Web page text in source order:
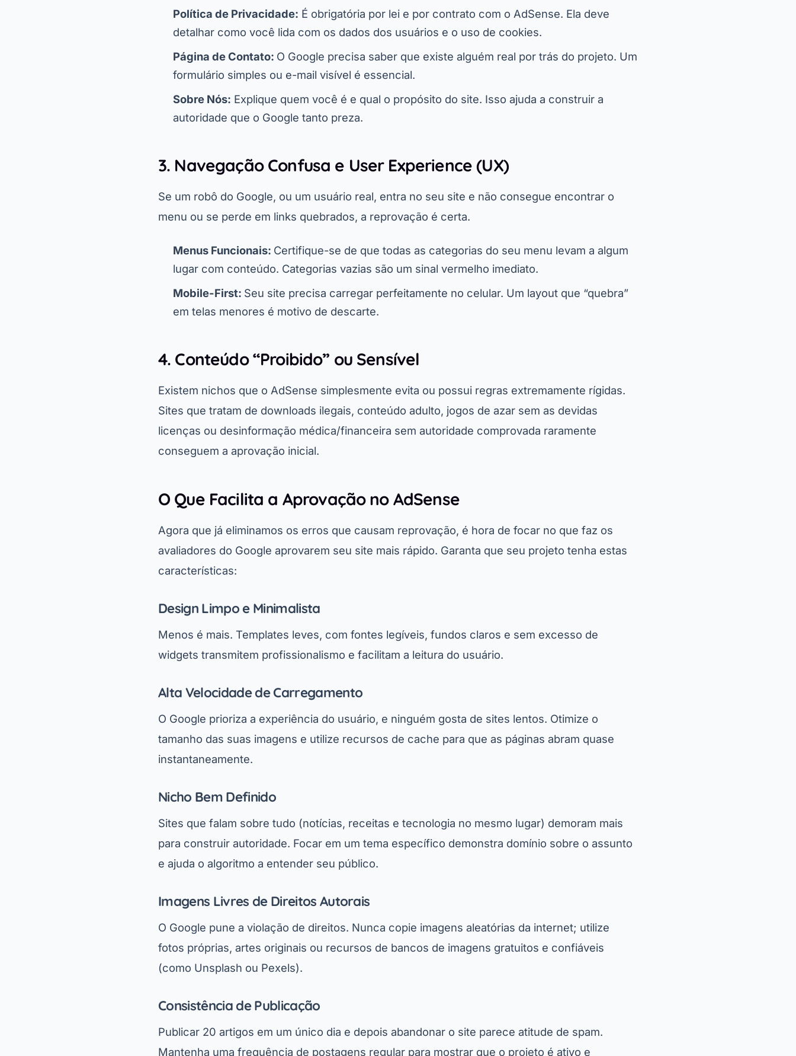
Política de Privacidade: É obrigatória por lei e por contrato com o AdSense. Ela deve
detalhar como você lida com os dados dos usuários e o uso de cookies.
Página de Contato: O Google precisa saber que existe alguém real por trás do projeto. Um
formulário simples ou e-mail visível é essencial.
Sobre Nós: Explique quem você é e qual o propósito do site. Isso ajuda a construir a
autoridade que o Google tanto preza.
3. Navegação Confusa e User Experience (UX)
Se um robô do Google, ou um usuário real, entra no seu site e não consegue encontrar o
menu ou se perde em links quebrados, a reprovação é certa.
Menus Funcionais: Certifique-se de que todas as categorias do seu menu levam a algum
lugar com conteúdo. Categorias vazias são um sinal vermelho imediato.
Mobile-First: Seu site precisa carregar perfeitamente no celular. Um layout que “quebra”
em telas menores é motivo de descarte.
4. Conteúdo “Proibido” ou Sensível
Existem nichos que o AdSense simplesmente evita ou possui regras extremamente rígidas.
Sites que tratam de downloads ilegais, conteúdo adulto, jogos de azar sem as devidas
licenças ou desinformação médica/financeira sem autoridade comprovada raramente
conseguem a aprovação inicial.
O Que Facilita a Aprovação no AdSense
Agora que já eliminamos os erros que causam reprovação, é hora de focar no que faz os
avaliadores do Google aprovarem seu site mais rápido. Garanta que seu projeto tenha estas
características:
Design Limpo e Minimalista
Menos é mais. Templates leves, com fontes legíveis, fundos claros e sem excesso de
widgets transmitem profissionalismo e facilitam a leitura do usuário.
Alta Velocidade de Carregamento
O Google prioriza a experiência do usuário, e ninguém gosta de sites lentos. Otimize o
tamanho das suas imagens e utilize recursos de cache para que as páginas abram quase
instantaneamente.
Nicho Bem Definido
Sites que falam sobre tudo (notícias, receitas e tecnologia no mesmo lugar) demoram mais
para construir autoridade. Focar em um tema específico demonstra domínio sobre o assunto
e ajuda o algoritmo a entender seu público.
Imagens Livres de Direitos Autorais
O Google pune a violação de direitos. Nunca copie imagens aleatórias da internet; utilize
fotos próprias, artes originais ou recursos de bancos de imagens gratuitos e confiáveis
(como Unsplash ou Pexels).
Consistência de Publicação
Publicar 20 artigos em um único dia e depois abandonar o site parece atitude de spam.
Mantenha uma frequência de postagens regular para mostrar que o projeto é ativo e